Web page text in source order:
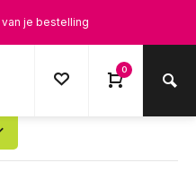
van je bestelling
0